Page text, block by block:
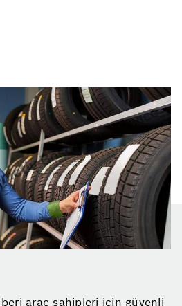
araç sahipleri için güvenli